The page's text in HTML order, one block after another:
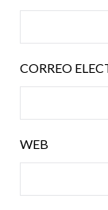
CORREO
WEB